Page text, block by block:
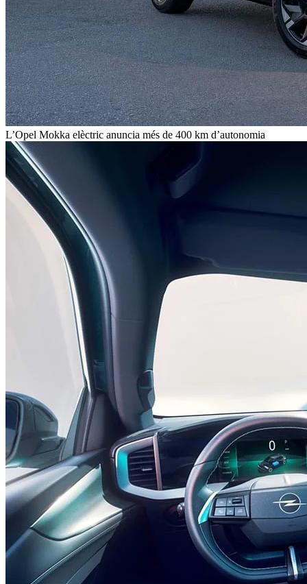
L’Opel Mokka elèctric anuncia més de 400 km d’autonomia